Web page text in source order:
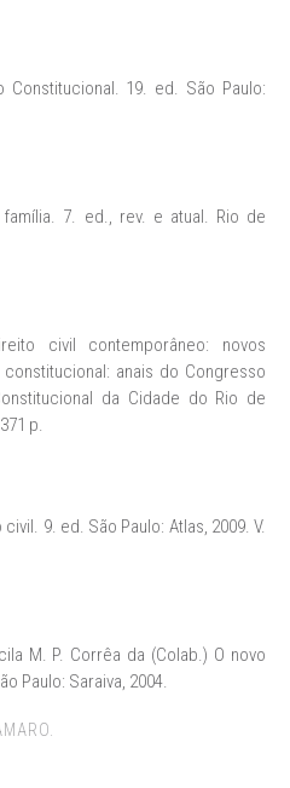
Constitucional. 19. ed. São Paulo:
família. 7. ed., rev. e atual. Rio de
civil contemporâneo: novos
anais do Congresso
da Cidade do Rio de
p.
9. ed. São Paulo: Atlas, 2009. V.
M. P. Corrêa da (Colab.) O novo
Paulo: Saraiva, 2004.